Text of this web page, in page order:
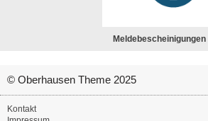
Meldebescheinigungen
© Oberhausen Theme 2025
Kontakt